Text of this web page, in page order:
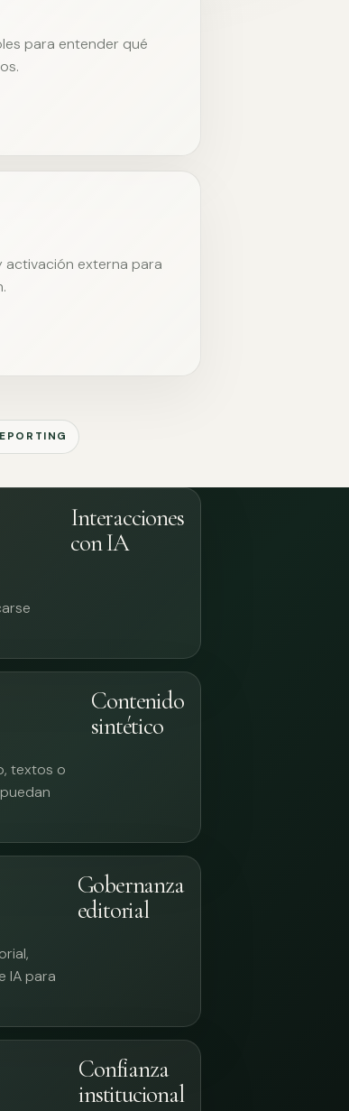
para entender qué
activación externa para
Interacciones
con IA
Contenido
sintético
textos o
Gobernanza
editorial
IA para
Confianza
institucional